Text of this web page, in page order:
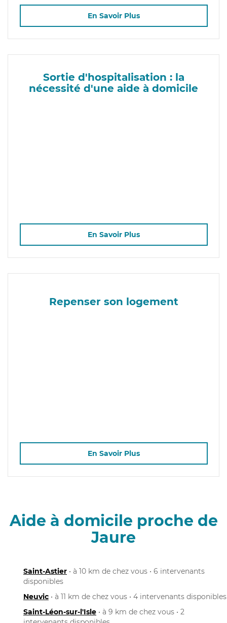
En Savoir Plus
Sortie d'hospitalisation : la
nécessité d'une aide à domicile
En Savoir Plus
Repenser son logement
En Savoir Plus
Aide à domicile proche de
Jaure
Saint-Astier • à 10 km de chez vous • 6 intervenants
disponibles
Neuvic • à 11 km de chez vous • 4 intervenants disponibles
Saint-Léon-sur-l'Isle • à 9 km de chez vous • 2